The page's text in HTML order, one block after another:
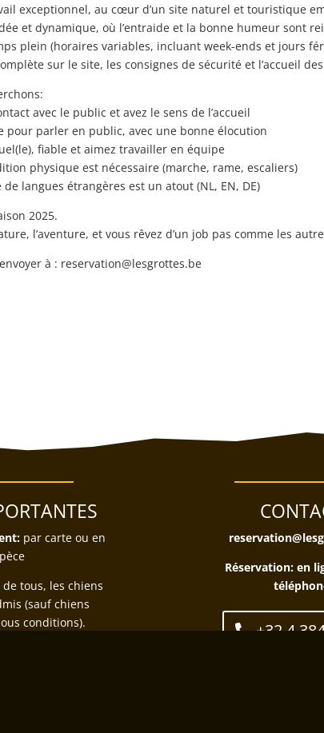
exceptionnel, au cœur d’un site naturel et touristique
et dynamique, où l’entraide et la bonne humeur sont
plein (horaires variables, incluant week-ends et jours
sur le site, les consignes de sécurité et l’accueil
avec le public et avez le sens de l’accueil
pour parler en public, avec une bonne élocution
fiable et aimez travailler en équipe
physique est nécessaire (marche, rame, escaliers)
de langues étrangères est un atout (NL, EN, DE)
2025.
l’aventure, et vous rêvez d’un job pas comme les
à : reservation@lesgrottes.be
par carte ou en
tous, les chiens
(sauf chiens
conditions).
Réservation: en
+32 4